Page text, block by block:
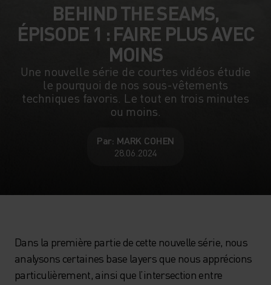
BEHIND THE SEAMS,
ÉPISODE 1 : FAIRE PLUS AVEC
MOINS
Une nouvelle série de courtes vidéos étudie
le pourquoi de nos sous-vêtements
techniques favoris. Le tout en trois minutes
ou moins.
Par: MARK COHEN
28.06.2024
Dans la première partie de cette nouvelle série, nous
analysons certaines base layers que nous apprécions
particulièrement, ainsi que l’intersection entre